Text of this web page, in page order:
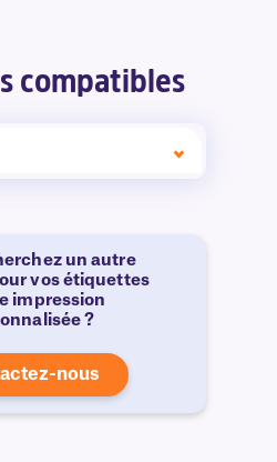
compatibles
un autre
vos étiquettes
impression
?
nous